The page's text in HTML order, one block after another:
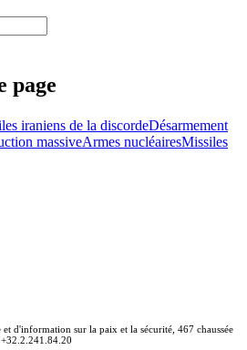
page
iraniens de la discordeDésarmement
massiveArmes nucléairesMissiles
d'information sur la paix et la sécurité, 467 chaussée